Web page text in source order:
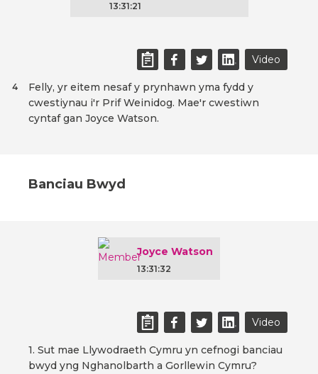
13:31:21
Video
Felly, yr eitem nesaf y prynhawn yma fydd y
cwestiynau i'r Prif Weinidog. Mae'r cwestiwn
cyntaf gan Joyce Watson.
4
Banciau Bwyd
Joyce Watson
13:31:32
Video
1. Sut mae Llywodraeth Cymru yn cefnogi banciau
bwyd yng Nghanolbarth a Gorllewin Cymru?